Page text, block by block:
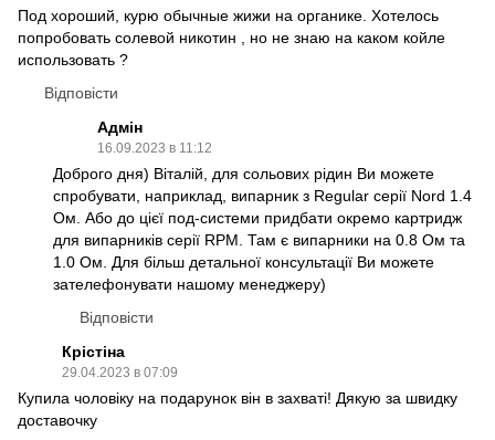
Под хороший, курю обычные жижи на органике. Хотелось
попробовать солевой никотин , но не знаю на каком койле
использовать ?
Відповісти
Адмін
16.09.2023 в 11:12
Доброго дня) Віталій, для сольових рідин Ви можете
спробувати, наприклад, випарник з Regular серії Nord 1.4
Ом. Або до цієї под-системи придбати окремо картридж
для випарників серії RPM. Там є випарники на 0.8 Ом та
1.0 Ом. Для більш детальної консультації Ви можете
зателефонувати нашому менеджеру)
Відповісти
Крістіна
29.04.2023 в 07:09
Купила чоловіку на подарунок він в захваті! Дякую за швидку
доставочку